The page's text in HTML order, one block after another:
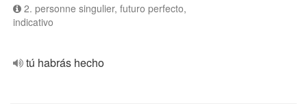
2. personne singulier, futuro perfecto,
indicativo
tú habrás hecho